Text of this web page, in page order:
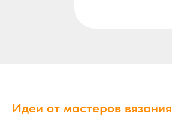
Идеи от мастеров вязания